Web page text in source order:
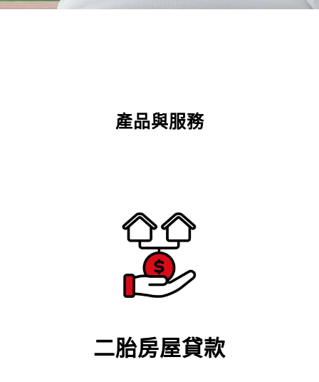
產品與服務
二胎房屋貸款